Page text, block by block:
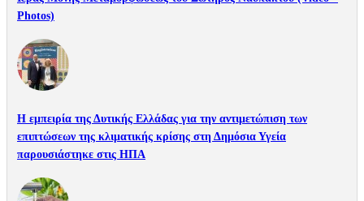
Photos)
Η εμπειρία της Δυτικής Ελλάδας για την αντιμετώπιση των
επιπτώσεων της κλιματικής κρίσης στη Δημόσια Υγεία
παρουσιάστηκε στις ΗΠΑ